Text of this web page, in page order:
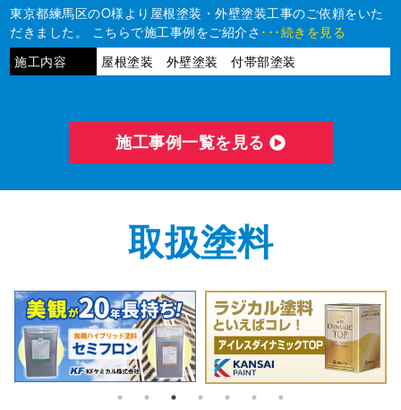
東京都練馬区のO様より屋根塗装・外壁塗装工事のご依頼をいた
だきました。 こちらで施工事例をご紹介さ ･･･続きを見る
施工内容
屋根塗装 外壁塗装 付帯部塗装
施⼯事例⼀覧を⾒る
取扱塗料